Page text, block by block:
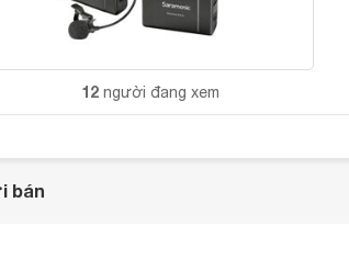
12 người đang xem
bán